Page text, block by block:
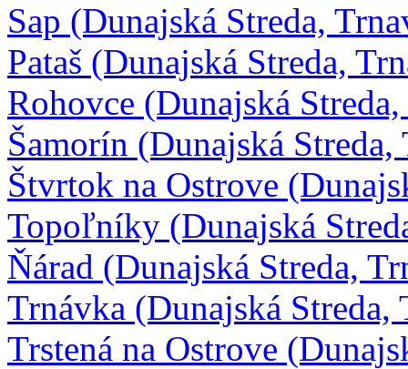
Sap (Dunajská Streda,
Pataš (Dunajská Streda,
Rohovce (Dunajská
Šamorín (Dunajská
Štvrtok na Ostrove
Topoľníky (Dunajská
Ňárad (Dunajská Streda,
Trnávka (Dunajská Streda,
Trstená na Ostrove